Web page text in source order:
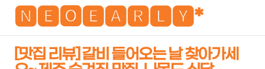
🅽🅴🅾🅴🅰🆁🅻🆈*
[맛집 리뷰] 갈비 들어오는 날 찾아가세